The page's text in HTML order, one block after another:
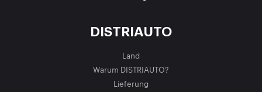
DISTRIAUTO
Land
Warum DISTRIAUTO?
Lieferung